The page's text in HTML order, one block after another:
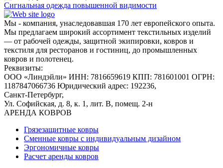
Сигнальная одежда повышенной видимости
Мы - компания, унаследовавшая 170 лет европейского опыта.
Мы предлагаем широкий ассортимент текстильных изделий
— от рабочей одежды, защитной экипировки, ковров и
текстиля для ресторанов и гостиниц, до промышленных
ковров и полотенец.
Реквизиты:
ООО «Линдэйли» ИНН: 7816659619 КПП: 781601001 ОГРН:
1187847066736 Юридический адрес: 192236,
Санкт-Петербург,
Ул. Софийская, д. 8, к. 1, лит. В, помещ. 2-н
АРЕНДА КОВРОВ
Грязезащитные ковры
Сменные ковры с индивидуальным дизайном
Эргономичные ковры
Расчет аренды ковров